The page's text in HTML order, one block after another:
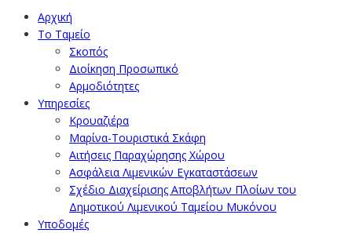
Αρχική
Το Ταμείο
Σκοπός
Διοίκηση Προσωπικό
Αρμοδιότητες
Υπηρεσίες
Κρουαζιέρα
Μαρίνα-Τουριστικά Σκάφη
Αιτήσεις Παραχώρησης Χώρου
Ασφάλεια Λιμενικών Εγκαταστάσεων
Σχέδιο Διαχείρισης Αποβλήτων Πλοίων του
Δημοτικού Λιμενικού Ταμείου Μυκόνου
Υποδομές